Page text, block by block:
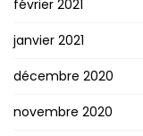
février 2021
janvier 2021
décembre 2020
novembre 2020